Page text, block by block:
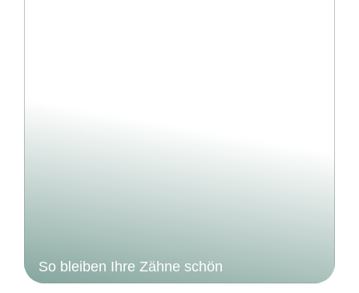
So bleiben Ihre Zähne schön